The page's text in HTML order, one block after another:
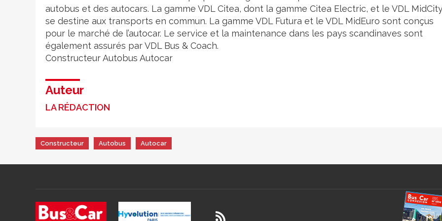
autobus et des autocars. La gamme VDL Citea, dont la gamme Citea Electric, et le VDL
se destine aux transports en commun. La gamme VDL Futura et le VDL MidEuro sont conçus
pour le marché de l’autocar. Le service et la maintenance dans les pays scandinaves sont
également assurés par VDL Bus & Coach.
ConstructeurAutobus Autocar
Auteur
LA RÉDACTION
Constructeur Autobus Autocar